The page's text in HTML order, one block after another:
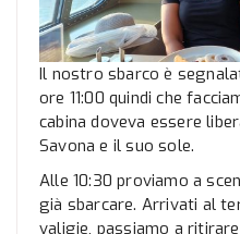
Il nostro sbarco è
ore 11:00 quindi che
cabina doveva essere
Savona e il suo sole.
Alle 10:30 proviamo a
già sbarcare. Arrivati al
valigie, passiamo a